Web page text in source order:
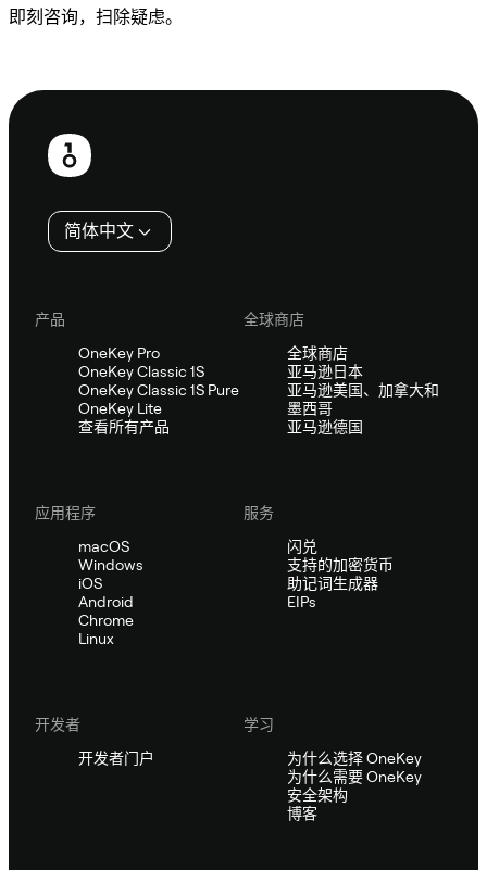
即刻咨询，扫除疑虑。
页
简体中文
产品
OneKey Pro
OneKey Classic 1S
OneKey Classic 1S Pure
OneKey Lite
查看所有产品
全球商店
全球商店
亚马逊日本
亚马逊美国、加拿大和
墨西哥
亚马逊德国
应用程序
macOS
Windows
iOS
Android
Chrome
Linux
服务
闪兑
支持的加密货币
助记词生成器
EIPs
开发者
开发者门户
学习
为什么选择 OneKey
为什么需要 OneKey
安全架构
博客